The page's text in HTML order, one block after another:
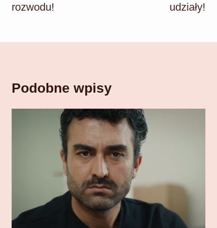
rozwodu!
udziały!
Podobne wpisy